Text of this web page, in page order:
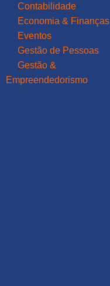
Contabilidade
Economia & Finanças
Eventos
Gestão de Pessoas
Gestão &
Empreendedorismo